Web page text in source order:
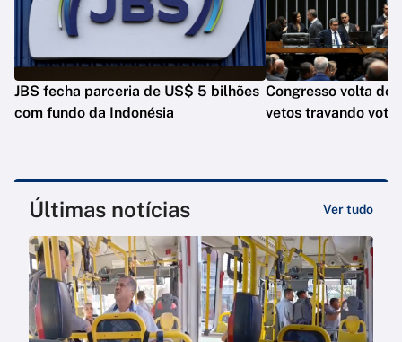
JBS fecha parceria de US$ 5 bilhões
com fundo da Indonésia
Congresso volta do
vetos travando
Últimas notícias Ver tudo